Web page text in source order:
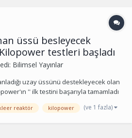
üssü besleyecek
testleri başladı
Bilimsel Yayınlar
uzay üssünü destekleyecek olan
'' ilk testini başarıyla tamamladı
2030 yılına kadar ilk insanlı Mars
bir üs kurmayı planlıyor, gezegenin
reaktör kilopower (ve 1 fazla)